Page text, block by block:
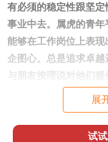
有必须的稳定性跟坚
事业中去。属虎的青
能够在工作岗位上表
企图心。总是追求卓
与朋友按理说对他们
必须的自由度还有空
属虎的成年阶段
当属虎的成年阶段出
展
试